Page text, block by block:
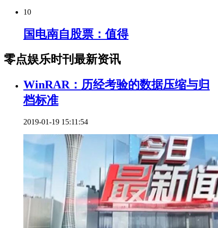
10
国电南自股票：值得
零点娱乐时刊最新资讯
WinRAR：历经考验的数据压缩与归
档标准
2019-01-19 15:11:54